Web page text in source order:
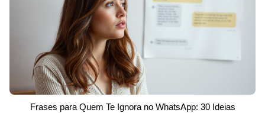
Frases para Quem Te Ignora no WhatsApp: 30 Ideias